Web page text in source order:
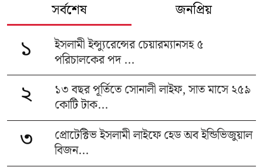
সর্বশেষ জনপ্রিয়
১
ইসলামী ইন্স্যুরেন্সের চেয়ারম্যানসহ ৫
পরিচালকের পদ ...
২
১৩ বছর পূর্তিতে সোনালী লাইফ, সাত মাসে ২৫৯
কোটি টাক...
৩
প্রোটেক্টিভ ইসলামী লাইফে হেড অব ইন্ডিভিজুয়াল
বিজন...